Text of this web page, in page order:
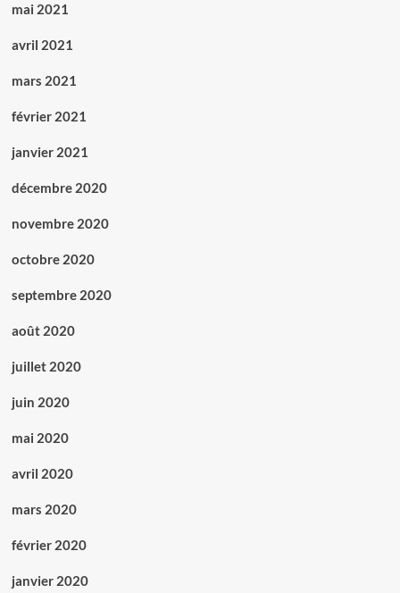
mai 2021
avril 2021
mars 2021
février 2021
janvier 2021
décembre 2020
novembre 2020
octobre 2020
septembre 2020
août 2020
juillet 2020
juin 2020
mai 2020
avril 2020
mars 2020
février 2020
janvier 2020